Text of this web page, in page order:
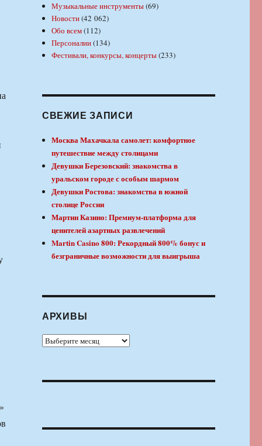
Музыкальные инструменты(69)
Новости(42 062)
Обо всем(112)
Персоналии(134)
Фестивали, конкурсы, концерты(233)
СВЕЖИЕ ЗАПИСИ
Москва Махачкала самолет: комфортное
путешествие между столицами
Девушки Березовский: знакомства в
уральском городе с особым шармом
Девушки Ростова: знакомства в южной
столице России
Мартин Казино: Премиум-платформа для
ценителей азартных развлечений
Martin Casino 800: Рекордный 800% бонус и
безграничные возможности для выигрыша
АРХИВЫ
Архивы